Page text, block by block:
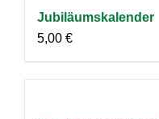
Jubiläumskalender
5,00 €